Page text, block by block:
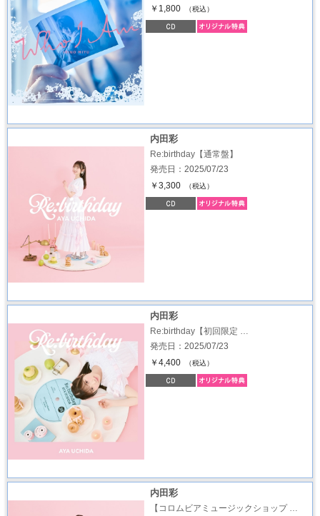
￥1,800
（税込）
内田彩
Re:birthday【通常盤】
発売日：2025/07/23
￥3,300
（税込）
内田彩
Re:birthday【初回限定 …
発売日：2025/07/23
￥4,400
（税込）
内田彩
【コロムビアミュージックショップ …